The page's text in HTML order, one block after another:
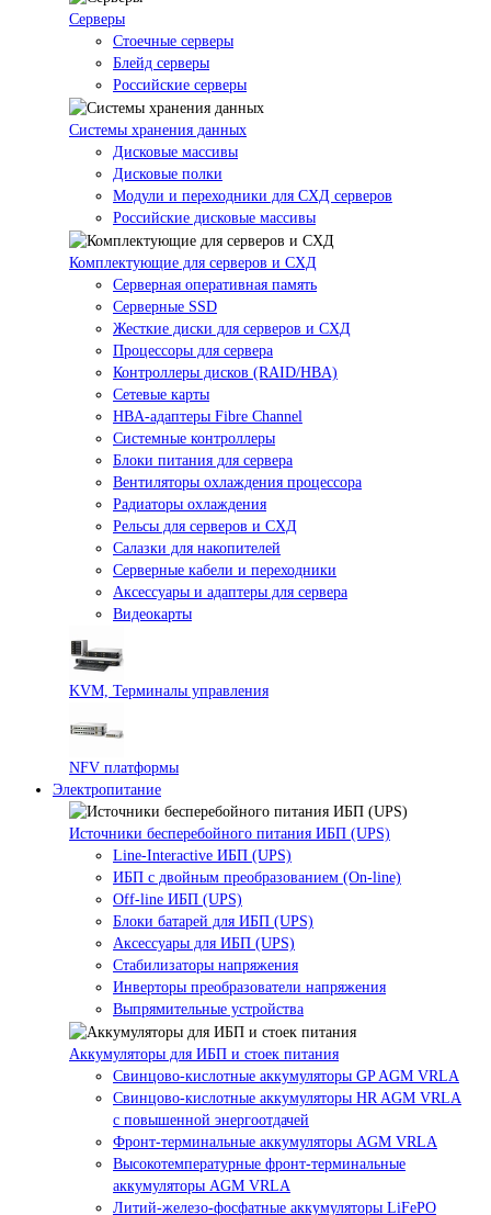
Серверы
Стоечные серверы
Блейд серверы
Российские серверы
Системы хранения данных
Дисковые массивы
Дисковые полки
Модули и переходники для СХД серверов
Российские дисковые массивы
Комплектующие для серверов и СХД
Серверная оперативная память
Серверные SSD
Жесткие диски для серверов и СХД
Процессоры для сервера
Контроллеры дисков (RAID/HBA)
Сетевые карты
HBA-адаптеры Fibre Channel
Системные контроллеры
Блоки питания для сервера
Вентиляторы охлаждения процессора
Радиаторы охлаждения
Рельсы для серверов и СХД
Салазки для накопителей
Серверные кабели и переходники
Аксессуары и адаптеры для сервера
Видеокарты
KVM, Терминалы управления
NFV платформы
Электропитание
Источники бесперебойного питания ИБП (UPS)
Line-Interactive ИБП (UPS)
ИБП с двойным преобразованием (On-line)
Off-line ИБП (UPS)
Блоки батарей для ИБП (UPS)
Аксессуары для ИБП (UPS)
Стабилизаторы напряжения
Инверторы преобразователи напряжения
Выпрямительные устройства
Аккумуляторы для ИБП и стоек питания
Свинцово-кислотные аккумуляторы GP AGM VRLA
Свинцово-кислотные аккумуляторы HR AGM VRLA
с повышенной энергоотдачей
Фронт-терминальные аккумуляторы AGM VRLA
Высокотемпературные фронт-терминальные
аккумуляторы AGM VRLA
Литий-железо-фосфатные аккумуляторы LiFePO